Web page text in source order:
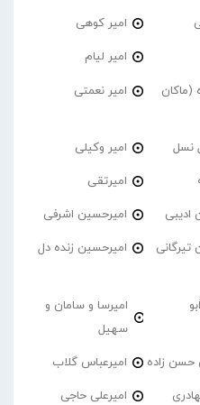
امیر کوهی
امیر لیام
(ماکان
امیر نعمتی
نسل امیر وکیلی
امیرتقی
ادیبی امیرحسین اشرفی
تیرگانی امیرحسین زنده دل
امیرسا و سامان و
سهیل
حسن زاده امیرعباس گلاب
امیرعلی حاجی